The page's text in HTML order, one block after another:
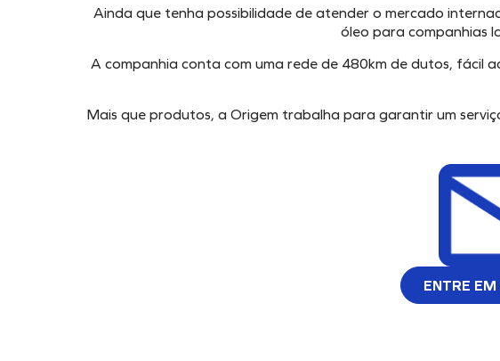
Ainda que tenha possibilidade de atender o mercado
óleo para companhias
A companhia conta com uma rede de 480km de dutos, fácil
Mais que produtos, a Origem trabalha para garantir um
ENTRE